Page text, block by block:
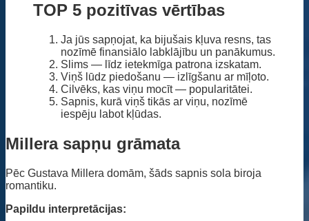
TOP 5 pozitīvas vērtības
Ja jūs sapņojat, ka bijušais kļuva resns, tas
nozīmē finansiālo labklājību un panākumus.
Slims — līdz ietekmīga patrona izskatam.
Viņš lūdz piedošanu — izlīgšanu ar mīļoto.
Cilvēks, kas viņu mocīt — popularitātei.
Sapnis, kurā viņš tikās ar viņu, nozīmē
iespēju labot kļūdas.
Millera sapņu grāmata
Pēc Gustava Millera domām, šāds sapnis sola biroja
romantiku.
Papildu interpretācijas: